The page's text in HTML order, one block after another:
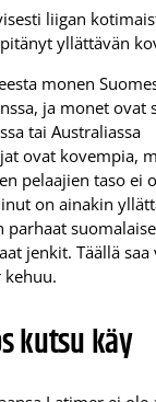
liigan
yllättävän
monen
ja monet ovat
tai Australiassa
ovat kovempia,
pelaajien taso ei
on ainakin
parhaat
jenkit. Täällä saa
kehuu.
kutsu käy